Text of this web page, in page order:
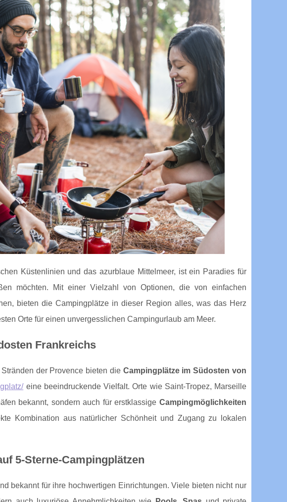
Küstenlinien und das azurblaue Mittelmeer, ist ein Paradies für
möchten. Mit einer Vielzahl von Optionen, die von einfachen
bieten die Campingplätze in dieser Region alles, was das Herz
Orte für einen unvergesslichen Campingurlaub am Meer.
Frankreichs
der Provence bieten die Campingplätze im Südosten von
eine beeindruckende Vielfalt. Orte wie Saint-Tropez, Marseille
bekannt, sondern auch für erstklassige Campingmöglichkeiten
Kombination aus natürlicher Schönheit und Zugang zu lokalen
5-Sterne-Campingplätzen
bekannt für ihre hochwertigen Einrichtungen. Viele bieten nicht nur